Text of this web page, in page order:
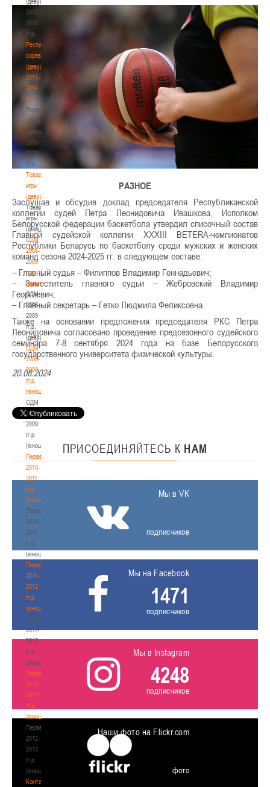
2012-
2013
гг.р.
Республиканские
соревнования
(девушки)
2013-
2014
гг.р.
Республиканские
соревнования
(девушки)
2013-
2014
гг.р.
Товарищеские
игры
(девушки)
Товарищеские
игры
(девушки)
ОДМ
2008-
2009
гг.р.
(девушки)
ОДМ
2008-
2009
гг.р.
(девушки)
ОДМ
2008-
2009
гг.р.
(юноши)
ОДМ
2008-
2009
гг.р.
(юноши)
Первенство
2010-
2011
гг.р.
(юноши)
Первенство
2010-
2011
гг.р.
(юноши)
Первенство
2011-
2012
гг.р.
(юноши)
Первенство
2011-
2012
гг.р.
(юноши)
Первенство
2012-
2013
гг.р.
(юноши)
Первенство
2012-
2013
гг.р.
(юноши)
Контакты
РАЗНОЕ
Заслушав и обсудив доклад председателя Республиканской
коллегии судей Петра Леонидовича Ивашкова, Исполком
Белорусской федерации баскетбола утвердил списочный состав
Главной судейской коллегии XXXIII BETERA-чемпионатов
Республики Беларусь по баскетболу среди мужских и женских
команд сезона 2024-2025 гг. в следующем составе:
– Главный судья – Филиппов Владимир Геннадьевич;
– Заместитель главного судьи – Жебровский Владимир
Георгиевич;
– Главный секретарь – Гетко Людмила Феликсовна.
Также на основании предложения председателя РКС Петра
Леонидовича согласовано проведение предсезонного судейского
семинара 7-8 сентября 2024 года на базе Белорусского
государственного университета физической культуры.
20.08.2024
ПРИСОЕДИНЯЙТЕСЬ К НАМ
Мы в VK
подписчиков
Мы на Facebook
1471
подписчиков
Мы в Instagram
4248
подписчиков
Наши фото на Flickr.com
фото